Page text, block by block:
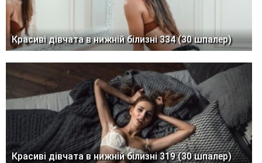
Красиві дівчата в нижній білизні 334 (30 шпалер)
Красиві дівчата в нижній білизні 319 (30 шпалер)